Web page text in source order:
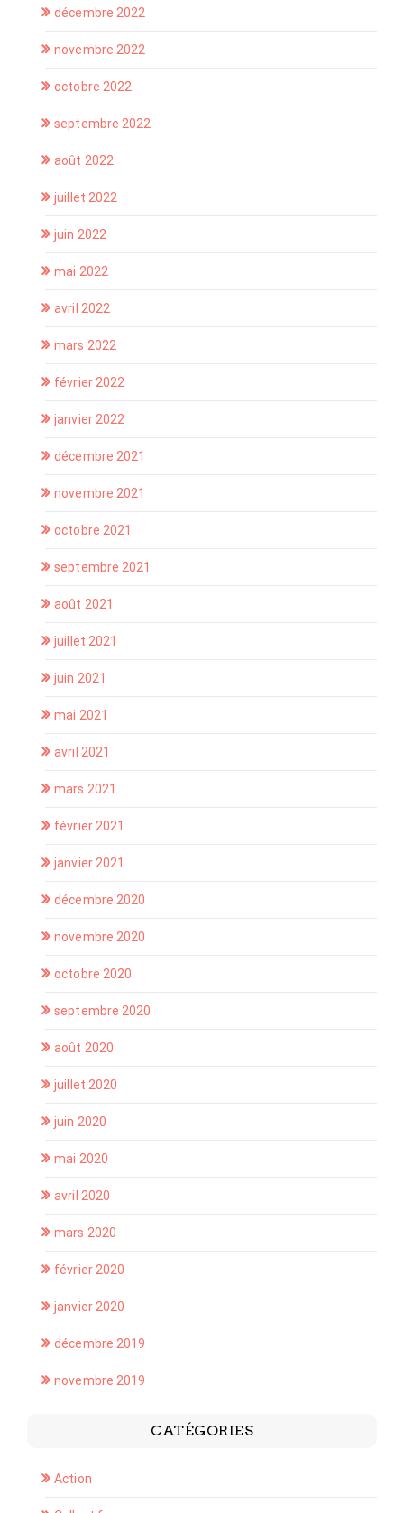
décembre 2022
novembre 2022
octobre 2022
septembre 2022
août 2022
juillet 2022
juin 2022
mai 2022
avril 2022
mars 2022
février 2022
janvier 2022
décembre 2021
novembre 2021
octobre 2021
septembre 2021
août 2021
juillet 2021
juin 2021
mai 2021
avril 2021
mars 2021
février 2021
janvier 2021
décembre 2020
novembre 2020
octobre 2020
septembre 2020
août 2020
juillet 2020
juin 2020
mai 2020
avril 2020
mars 2020
février 2020
janvier 2020
décembre 2019
novembre 2019
CATÉGORIES
Action